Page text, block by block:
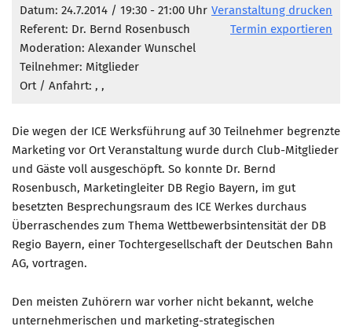
Marketing Pioniere
Arbeitsgruppen
Münchner Marketingpreis
Partnerschaften
MARKETING PIONIERE
Marketing Pioniere im BVMC
CLUB-KOMMUNIKATION
Newsletter
Clubmagazin
MCM Club TV
Veranstaltung drucken
Termin exportieren
Datum: 24.7.2014 / 19:30 - 21:00 Uhr
Referent: Dr. Bernd Rosenbusch
Moderation: Alexander Wunschel
Teilnehmer: Mitglieder
Ort / Anfahrt: , ,
Die wegen der ICE Werksführung auf 30 Teilnehmer begrenzte
Marketing vor Ort Veranstaltung wurde durch Club-Mitglieder
und Gäste voll ausgeschöpft. So konnte Dr. Bernd
Rosenbusch, Marketingleiter DB Regio Bayern, im gut
besetzten Besprechungsraum des ICE Werkes durchaus
Überraschendes zum Thema Wettbewerbsintensität der DB
Regio Bayern, einer Tochtergesellschaft der Deutschen Bahn
AG, vortragen.
Den meisten Zuhörern war vorher nicht bekannt, welche
unternehmerischen und marketing-strategischen